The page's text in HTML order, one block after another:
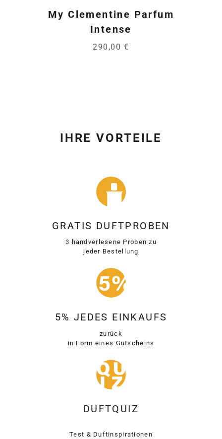
My Clementine Parfum
Intense
290,00 €
IHRE VORTEILE
GRATIS DUFTPROBEN
3 handverlesene Proben zu
jeder Bestellung
5% JEDES EINKAUFS
zurück
in Form eines Gutscheins
DUFTQUIZ
Test & Duftinspirationen